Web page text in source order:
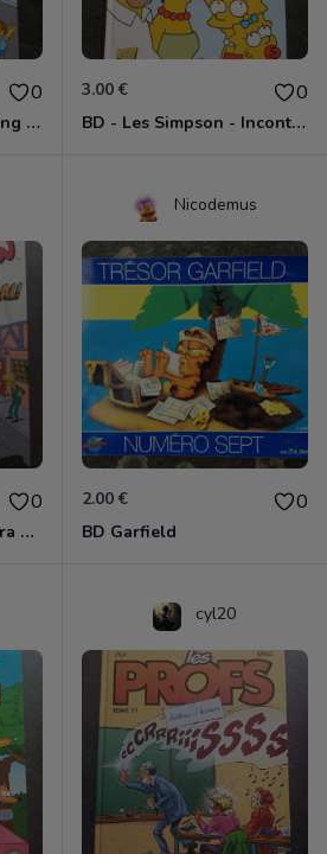
0
BD - Les Simpson - Boing boing Bart - Tome 5
3.00 € 0
BD - Les Simpson - Incontrôlable - Tome 19
0
BD - Les Simpson - Extra colossal - Tome 9
Nicodemus
2.00 € 0
BD Garfield
cyl20